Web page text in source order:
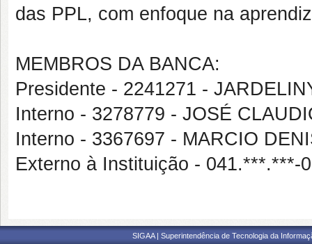
das PPL, com enfoque na
MEMBROS DA BANCA:
Presidente - 2241271 -
Interno - 3278779 - JOSÉ
Interno - 3367697 - MARCIO
Externo à Instituição - 041.***.***-
SIGAA | Superintendência de Tecnologia da